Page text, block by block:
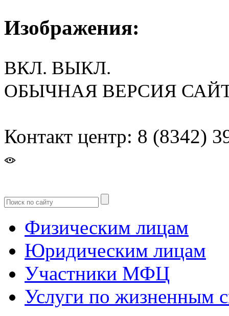
Изображения:
ВКЛ. ВЫКЛ.
ОБЫЧНАЯ ВЕРСИЯ
Контакт центр: 8 (8342)
Физическим лицам
Юридическим лицам
Участники МФЦ
Услуги по жизненным